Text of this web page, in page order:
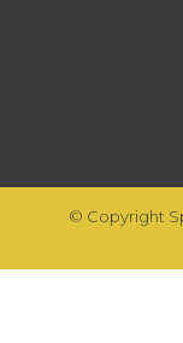
© Copyright